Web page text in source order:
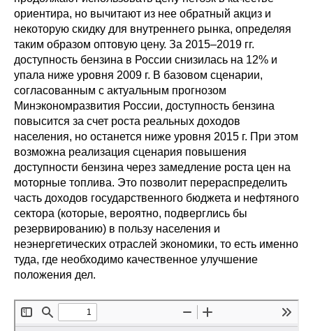
Номера журналов
Редакционная этика
Информация для авторов
Общие требования
Стандарты оформления
Научные труды
О журнале
Выпуски
Редакционная этика
Информация для авторов
ориентира, но вычитают из нее обратный акциз и
некоторую скидку для внутреннего рынка, определяя
таким образом оптовую цену. За 2015–2019 гг.
доступность бензина в России снизилась на 12% и
упала ниже уровня 2009 г. В базовом сценарии,
согласованным с актуальным прогнозом
Минэкономразвития России, доступность бензина
повысится за счет роста реальных доходов
населения, но останется ниже уровня 2015 г. При этом
возможна реализация сценария повышения
доступности бензина через замедление роста цен на
моторные топлива. Это позволит перераспределить
часть доходов государственного бюджета и нефтяного
сектора (которые, вероятно, подверглись бы
резервированию) в пользу населения и
неэнергетических отраслей экономики, то есть именно
туда, где необходимо качественное улучшение
положения дел.